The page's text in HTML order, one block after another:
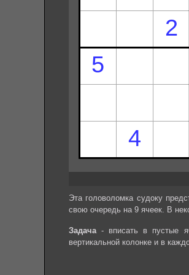
Эта головоломка судоку
свою очередь на 9 ячеек. В
Задача- вписать в пустые
вертикальной колонке и в